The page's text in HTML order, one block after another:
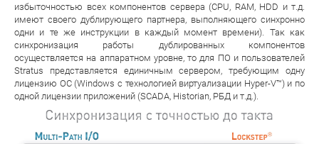
избыточностью всех компонентов сервера (CPU, RAM, HDD и т.д.
имеют своего дублирующего партнера, выполняющего синхронно
одни и те же инструкции в каждый момент времени). Так как
синхронизация работы дублированных компонентов
осуществляется на аппаратном уровне, то для ПО и пользователей
Stratus представляется единичным сервером, требующим одну
лицензию ОС (Windows с технологией виртуализации Hyper-V™) и по
одной лицензии приложений (SCADA, Historian, РБД и т.д.).